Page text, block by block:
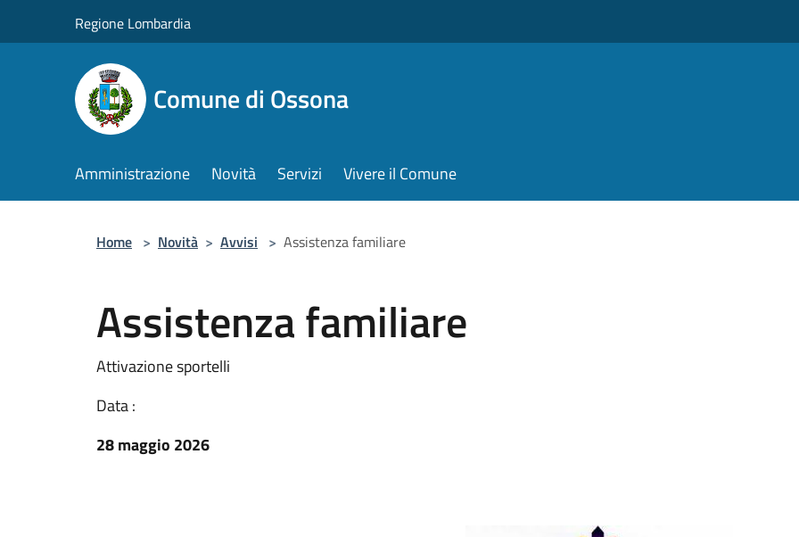
Regione Lombardia
Comune di Ossona
Amministrazione Novità Servizi Vivere il Comune
Home > Novità > Avvisi > Assistenza familiare
Assistenza familiare
Attivazione sportelli
Data :
28 maggio 2026